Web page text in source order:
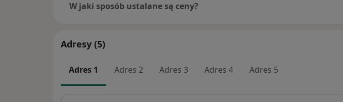
W jaki sposób ustalane są ceny?
Adresy (5)
Adres 1 Adres 2 Adres 3 Adres 4 Adres 5